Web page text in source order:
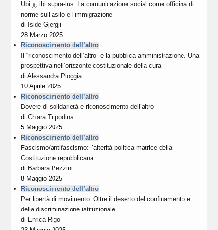
Ubi χ, ibi supra-ius. La comunicazione social come officina di
norme sull’asilo e l’immigrazione
di Iside Gjergji
28 Marzo 2025
Riconoscimento dell’altro
Il “riconoscimento dell’altro” e la pubblica amministrazione. Una
prospettiva nell’orizzonte costituzionale della cura
diAlessandra Pioggia
10 Aprile 2025
Riconoscimento dell’altro
Dovere di solidarietà e riconoscimento dell’altro
diChiara Tripodina
5 Maggio 2025
Riconoscimento dell’altro
Fascismo/antifascismo: l’alterità politica matrice della
Costituzione repubblicana
di Barbara Pezzini
8 Maggio 2025
Riconoscimento dell’altro
Per libertà di movimento. Oltre il deserto del confinamento e
della discriminazione istituzionale
di Enrica Rigo